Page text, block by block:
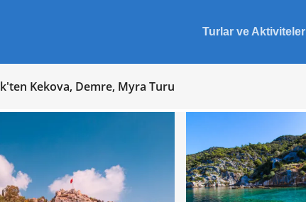
Turlar ve Aktiviteler
Kekova, Demre, Myra Turu